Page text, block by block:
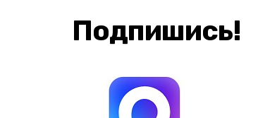
Подпишись!